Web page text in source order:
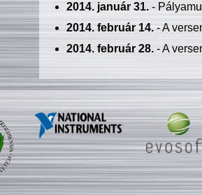
2014. január 31.-
2014. február 14.- A
2014. február 28.- A